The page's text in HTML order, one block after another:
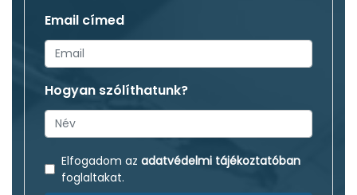
Email címed
Hogyan szólíthatunk?
Elfogadom az adatvédelmi tájékoztatóban
foglaltakat.